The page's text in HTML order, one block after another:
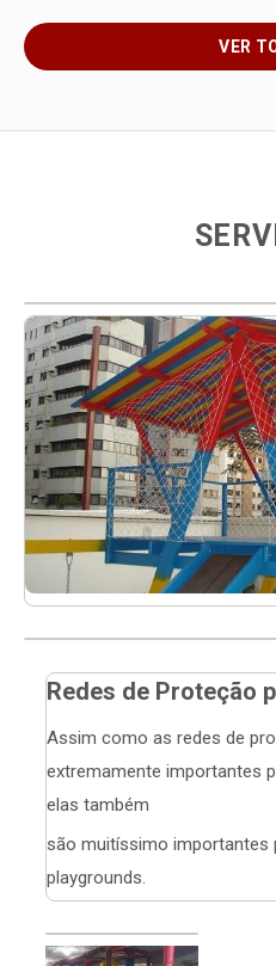
VER
Redes de Proteção
Assim como as redes de
extremamente importantes
elas também
são muitíssimo importantes
playgrounds.